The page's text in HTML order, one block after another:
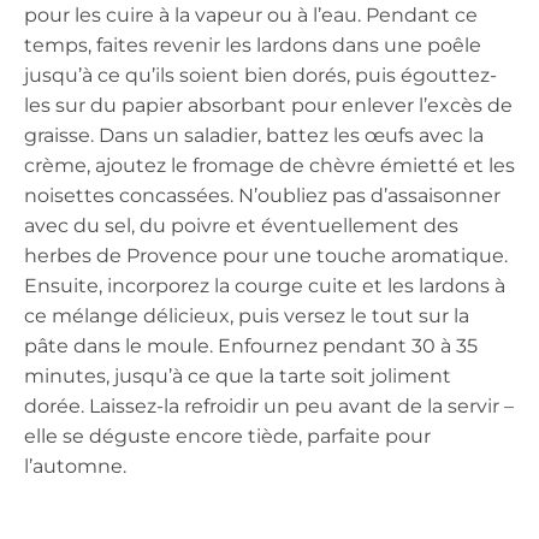
pour les cuire à la vapeur ou à l’eau. Pendant ce
temps, faites revenir les lardons dans une poêle
jusqu’à ce qu’ils soient bien dorés, puis égouttez-
les sur du papier absorbant pour enlever l’excès de
graisse. Dans un saladier, battez les œufs avec la
crème, ajoutez le fromage de chèvre émietté et les
noisettes concassées. N’oubliez pas d’assaisonner
avec du sel, du poivre et éventuellement des
herbes de Provence pour une touche aromatique.
Ensuite, incorporez la courge cuite et les lardons à
ce mélange délicieux, puis versez le tout sur la
pâte dans le moule. Enfournez pendant 30 à 35
minutes, jusqu’à ce que la tarte soit joliment
dorée. Laissez-la refroidir un peu avant de la servir –
elle se déguste encore tiède, parfaite pour
l’automne.